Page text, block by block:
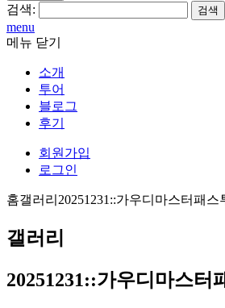
검색:
menu
메뉴 닫기
소개
투어
블로그
후기
회원가입
로그인
홈갤러리 20251231::가우디마스터패스
갤러리
20251231::가우디마스터